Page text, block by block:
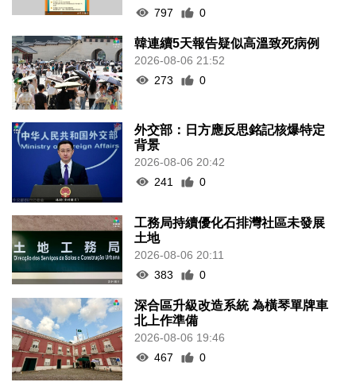
797
0
韓連續5天報告疑似高溫致死病例
2026-08-06 21:52
273
0
外交部：日方應反思銘記核爆特定
背景
2026-08-06 20:42
241
0
工務局持續優化石排灣社區未發展
土地
2026-08-06 20:11
383
0
深合區升級改造系統 為橫琴單牌車
北上作準備
2026-08-06 19:46
467
0